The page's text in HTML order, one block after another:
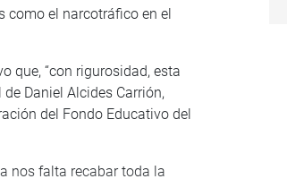
como el narcotráfico en el
que, “con rigurosidad, esta
Daniel Alcides Carrión,
del Fondo Educativo del
nos falta recabar toda la